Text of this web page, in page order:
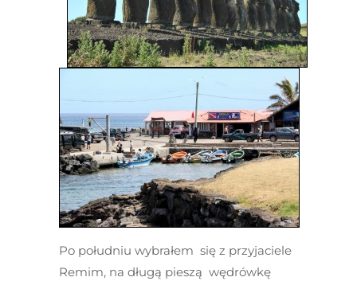
Po południu wybrałem się z przyjaciele
Remim, na długą pieszą wędrówkę